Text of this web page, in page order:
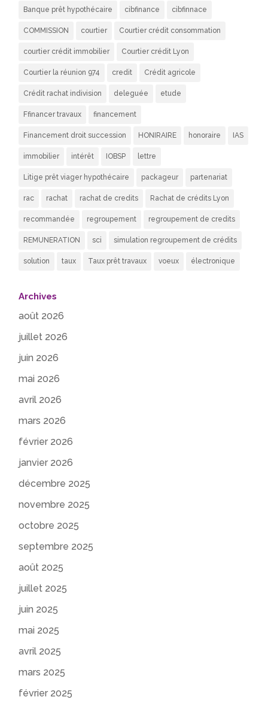
Banque prêt hypothécaire cibfinance cibfinnace
COMMISSION courtier Courtier crédit consommation
courtier crédit immobilier Courtier crédit Lyon
Courtier la réunion 974 credit Crédit agricole
Crédit rachat indivision deleguée etude
Ffinancer travaux financement
Financement droit succession HONIRAIRE honoraire IAS
immobilier intérêt IOBSP lettre
Litige prêt viager hypothécaire packageur partenariat
rac rachat rachat de credits Rachat de crédits Lyon
recommandée regroupement regroupement de credits
REMUNERATION sci simulation regroupement de crédits
solution taux Taux prêt travaux voeux électronique
Archives
août 2026
juillet 2026
juin 2026
mai 2026
avril 2026
mars 2026
février 2026
janvier 2026
décembre 2025
novembre 2025
octobre 2025
septembre 2025
août 2025
juillet 2025
juin 2025
mai 2025
avril 2025
mars 2025
février 2025